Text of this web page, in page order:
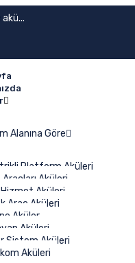
Alanına Göre
Platform Aküleri
Aküleri
Hizmet Aküleri
Araç Aküleri
Aküler
Aküleri
Sistem Aküleri
Aküleri
From banking
and securities